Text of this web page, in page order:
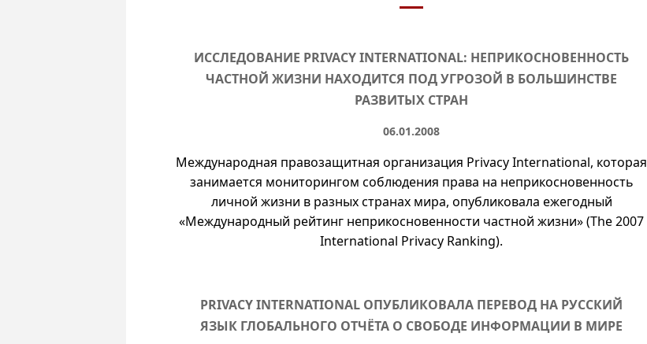
ИССЛЕДОВАНИЕ PRIVACY INTERNATIONAL: НЕПРИКОСНОВЕННОСТЬ
ЧАСТНОЙ ЖИЗНИ НАХОДИТСЯ ПОД УГРОЗОЙ В БОЛЬШИНСТВЕ
РАЗВИТЫХ СТРАН
06.01.2008
Международная правозащитная организация Privacy International, которая
занимается мониторингом соблюдения права на неприкосновенность
личной жизни в разных странах мира, опубликовала ежегодный
«Международный рейтинг неприкосновенности частной жизни» (The 2007
International Privacy Ranking).
PRIVACY INTERNATIONAL ОПУБЛИКОВАЛА ПЕРЕВОД НА РУССКИЙ
ЯЗЫК ГЛОБАЛЬНОГО ОТЧЁТА О СВОБОДЕ ИНФОРМАЦИИ В МИРЕ